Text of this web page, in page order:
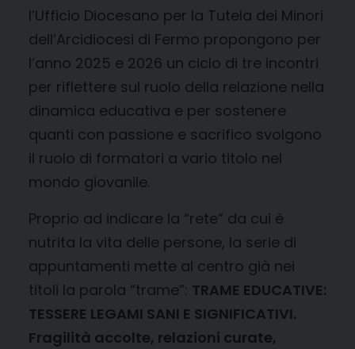
l’Ufficio Diocesano per la Tutela dei Minori
dell’Arcidiocesi di Fermo propongono per
l’anno 2025 e 2026 un ciclo di tre incontri
per riflettere sul ruolo della relazione nella
dinamica educativa e per sostenere
quanti con passione e sacrifico svolgono
il ruolo di formatori a vario titolo nel
mondo giovanile.
Proprio ad indicare la “rete” da cui è
nutrita la vita delle persone, la serie di
appuntamenti mette al centro già nei
titoli la parola “trame”: TRAME EDUCATIVE:
TESSERE LEGAMI SANI E SIGNIFICATIVI.
Fragilità accolte, relazioni curate,